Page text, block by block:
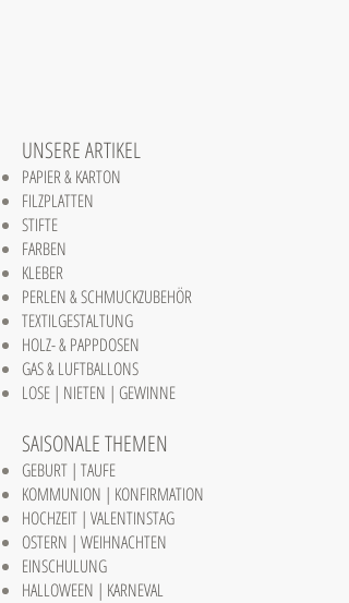
UNSERE ARTIKEL
PAPIER & KARTON
FILZPLATTEN
STIFTE
FARBEN
KLEBER
PERLEN & SCHMUCKZUBEHÖR
TEXTILGESTALTUNG
HOLZ- & PAPPDOSEN
GAS & LUFTBALLONS
LOSE | NIETEN | GEWINNE
SAISONALE THEMEN
GEBURT | TAUFE
KOMMUNION | KONFIRMATION
HOCHZEIT | VALENTINSTAG
OSTERN | WEIHNACHTEN
EINSCHULUNG
HALLOWEEN | KARNEVAL